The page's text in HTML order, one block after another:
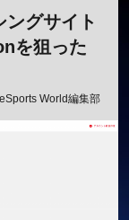
ングサイト
を狙った
eSports World編集部